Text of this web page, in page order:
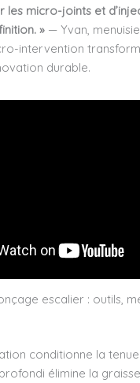
les micro-joints et
» — Yvan,
intervention
durable.
escalier : outils,
conditionne la
élimine la